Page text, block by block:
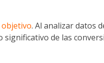
. Al analizar datos
de las